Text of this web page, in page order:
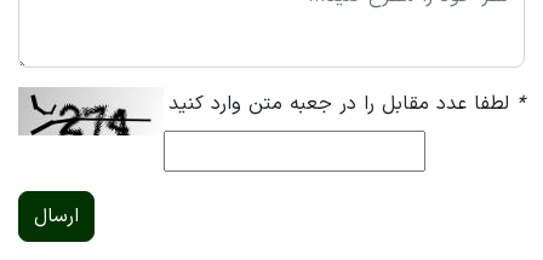
* لطفا عدد مقابل را در جعبه متن وارد کنید
ارسال